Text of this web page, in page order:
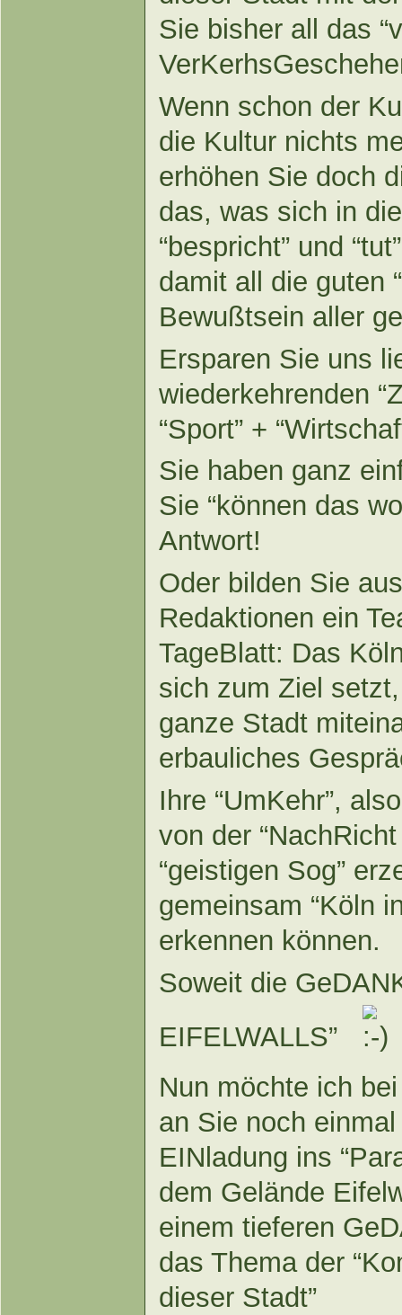
Sie bisher all das
Wenn schon der
die Kultur nichts
erhöhen Sie doch
das, was sich in
“bespricht” und
damit all die guten
Bewußtsein aller
Ersparen Sie uns
wiederkehrenden
“Sport” +
Sie haben ganz
Sie “können das
Antwort!
Oder bilden Sie
Redaktionen ein
TageBlatt: Das
sich zum Ziel
ganze Stadt
erbauliches
Ihre “UmKehr”,
von der
“geistigen Sog”
gemeinsam “Köln
erkennen können.
Soweit die
EIFELWALLS”
Nun möchte ich
an Sie noch
EINladung ins
dem Gelände
einem tieferen
das Thema der
dieser Stadt”